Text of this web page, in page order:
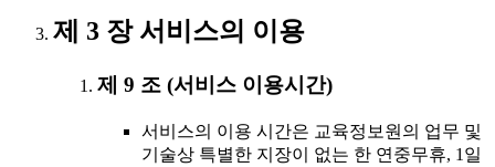
제 3 장 서비스의 이용
제 9 조 (서비스 이용시간)
서비스의 이용 시간은 교육정보원의 업무 및
기술상 특별한 지장이 없는 한 연중무휴, 1일